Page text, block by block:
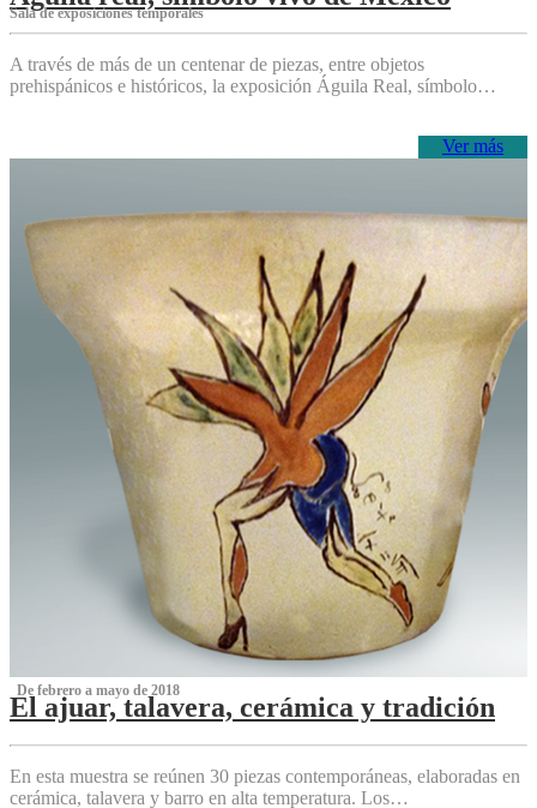
Sala de exposiciones temporales
A través de más de un centenar de piezas, entre objetos
prehispánicos e históricos, la exposición Águila Real, símbolo…
Ver más
‌ De febrero a mayo de 2018
El ajuar, talavera, cerámica y tradición
‌
En esta muestra se reúnen 30 piezas contemporáneas, elaboradas en
cerámica, talavera y barro en alta temperatura. Los…